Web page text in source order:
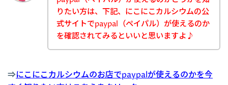
りたい方は、下記、にこにこカルシウムの公
式サイトでpaypal（ペイパル）が使えるのか
を確認されてみるといいと思いますよ♪
⇒にこにこカルシウムのお店でpaypalが使えるのかを今